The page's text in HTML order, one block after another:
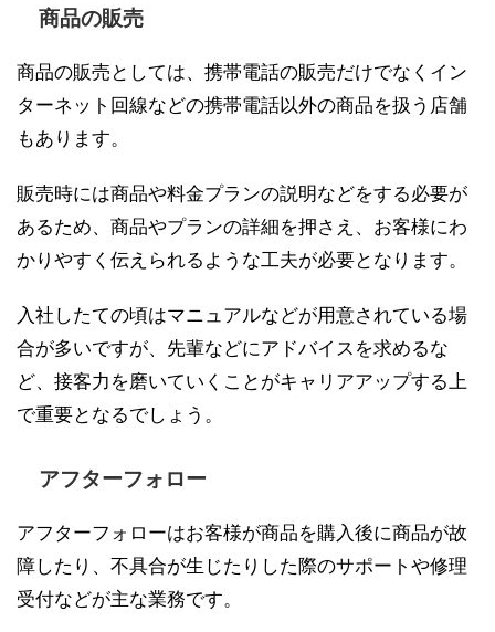
商品の販売
商品の販売としては、携帯電話の販売だけでなくイン
ターネット回線などの携帯電話以外の商品を扱う店舗
もあります。
販売時には商品や料金プランの説明などをする必要が
あるため、商品やプランの詳細を押さえ、お客様にわ
かりやすく伝えられるような工夫が必要となります。
入社したての頃はマニュアルなどが用意されている場
合が多いですが、先輩などにアドバイスを求めるな
ど、接客力を磨いていくことがキャリアアップする上
で重要となるでしょう。
アフターフォロー
アフターフォローはお客様が商品を購入後に商品が故
障したり、不具合が生じたりした際のサポートや修理
受付などが主な業務です。